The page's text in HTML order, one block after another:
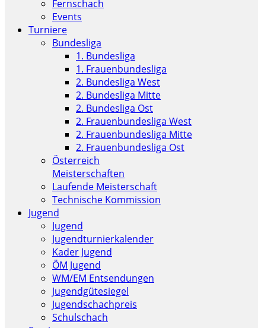
Fernschach
Events
Turniere
Bundesliga
1. Bundesliga
1. Frauenbundesliga
2. Bundesliga West
2. Bundesliga Mitte
2. Bundesliga Ost
2. Frauenbundesliga West
2. Frauenbundesliga Mitte
2. Frauenbundesliga Ost
Österreich
Meisterschaften
Laufende Meisterschaft
Technische Kommission
Jugend
Jugend
Jugendturnierkalender
Kader Jugend
ÖM Jugend
WM/EM Entsendungen
Jugendgütesiegel
Jugendschachpreis
Schulschach